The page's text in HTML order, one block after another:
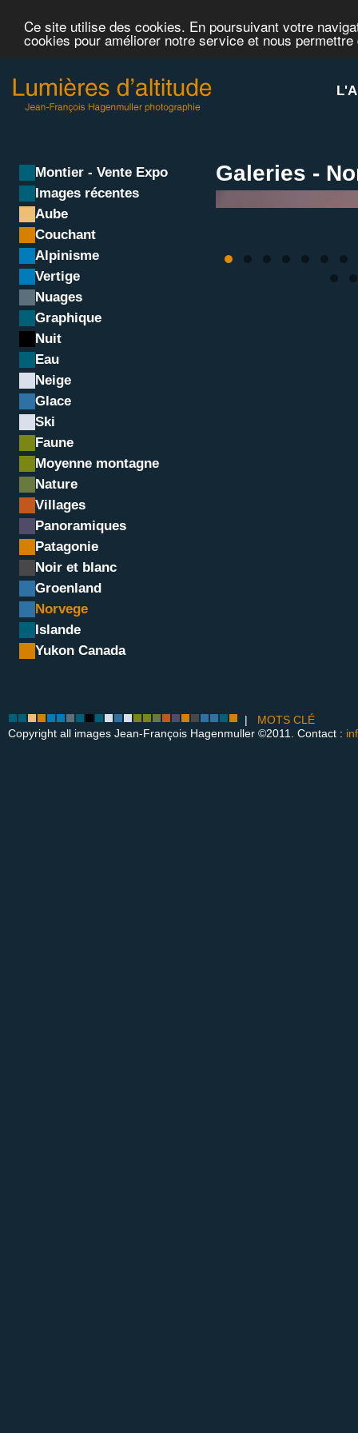
Ce site utilise des cookies. En poursuivant votre
cookies pour améliorer notre service et nous
Montier - Vente Expo
Images récentes
Aube
Couchant
Alpinisme
Vertige
Nuages
Graphique
Nuit
Eau
Neige
Glace
Ski
Faune
Moyenne montagne
Nature
Villages
Panoramiques
Patagonie
Noir et blanc
Groenland
Norvege
Islande
Yukon Canada
Galeries -
| MOTS CLÉ
Copyright all images Jean-François Hagenmuller ©2011. Contact :